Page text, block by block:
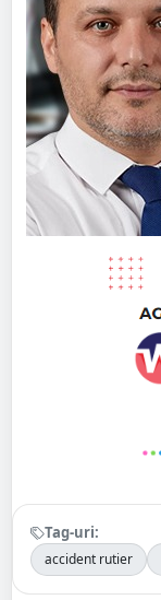
Tag-uri:
accident rutier